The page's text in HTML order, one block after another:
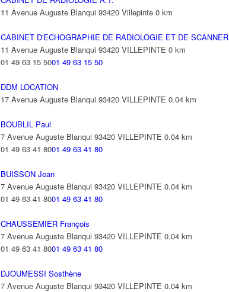
11 Avenue Auguste Blanqui 93420 Villepinte 0 km
CABINET D'ECHOGRAPHIE DE RADIOLOGIE ET DE SCANNER
11 Avenue Auguste Blanqui 93420 VILLEPINTE 0 km
01 49 63 15 5001 49 63 15 50
DDM LOCATION
17 Avenue Auguste Blanqui 93420 VILLEPINTE 0.04 km
BOUBLIL Paul
7 Avenue Auguste Blanqui 93420 VILLEPINTE 0.04 km
01 49 63 41 8001 49 63 41 80
BUISSON Jean
7 Avenue Auguste Blanqui 93420 VILLEPINTE 0.04 km
01 49 63 41 8001 49 63 41 80
CHAUSSEMIER François
7 Avenue Auguste Blanqui 93420 VILLEPINTE 0.04 km
01 49 63 41 8001 49 63 41 80
DJOUMESSI Sosthène
7 Avenue Auguste Blanqui 93420 VILLEPINTE 0.04 km